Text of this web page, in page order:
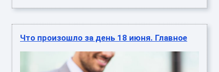
Что произошло за день 18 июня. Главное